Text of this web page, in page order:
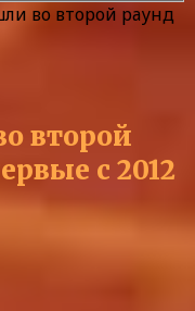
во второй раунд
второй
с 2012